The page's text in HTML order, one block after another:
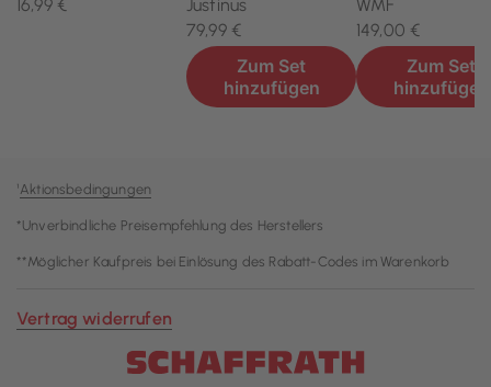
¹Aktionsbedingungen
*Unverbindliche Preisempfehlung des Herstellers
**Möglicher Kaufpreis bei Einlösung des Rabatt-Codes im Warenkorb
Vertrag widerrufen